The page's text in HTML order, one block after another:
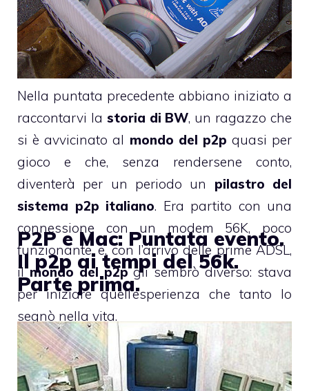
Nella puntata precedente abbiano iniziato a
raccontarvi la storia di BW, un ragazzo che
si è avvicinato al mondo del p2p quasi per
gioco e che, senza rendersene conto,
diventerà per un periodo un pilastro del
sistema p2p italiano. Era partito con una
connessione con un modem 56K, poco
funzionante, e, con l’arrivo delle prime ADSL,
ilmondo del p2pgli sembrò diverso: stava
per iniziare quell’esperienza che tanto lo
segnò nella vita.
P2P e Mac: Puntata evento.
Il p2p ai tempi del 56k.
Parte prima.